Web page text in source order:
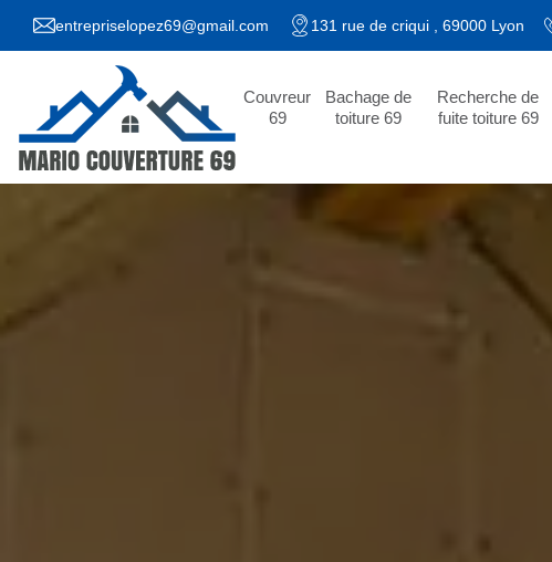
entrepriselopez69@gmail.com 131 rue de criqui , 69000 Lyon
Couvreur
69
Bachage de
toiture 69
Recherche de
fuite toiture 69